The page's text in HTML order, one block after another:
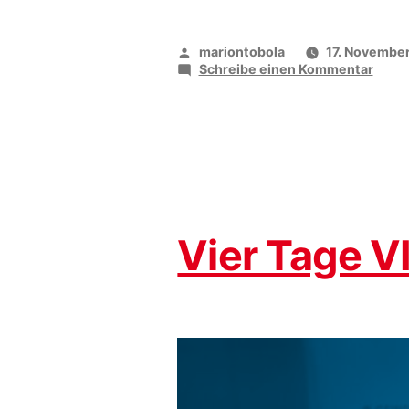
Veröffentlicht
von
mariontobola 17.
Schreibe einen Kommentarzu
Vier Tage